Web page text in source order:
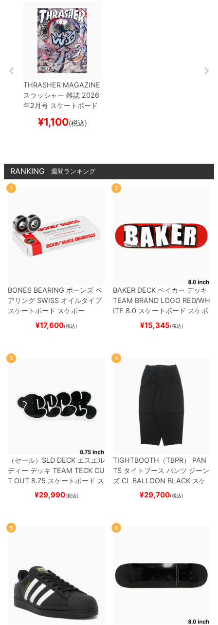
THRASHER MAGAZINE
スラッシャー 雑誌 2026
年2月号 スケートボード
¥1,100(税込)
RANKING 週間ランキング
1
BONES BEARING ボーンズ ベ
アリング SWISS オイルタイプ
スケートボード スケボー
¥17,600(税込)
2
BAKER DECK ベイカー デッキ
TEAM BRAND LOGO RED/WH
ITE 8.0 スケートボード スケボ
¥15,345(税込)
3
（セール） SLD DECK エスエル
ディー デッキ TEAM TECK CU
T OUT 8.75 スケートボード ス
¥29,990(税込)
4
TIGHTBOOTH（TBPR） PAN
TS タイトブース パンツ ジーン
ズ CL BALLOON BLACK スケ
ートボード スケボー
¥29,700(税込)
5 6